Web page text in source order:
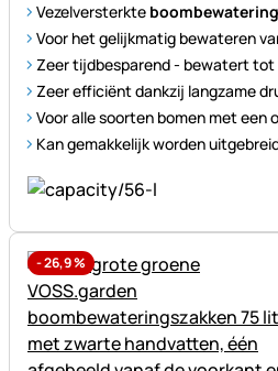
Vezelversterkte
Voor het gelijkmatig bewateren
Zeer tijdbesparend - bewatert tot
Zeer efficiënt dankzij langzame
Voor alle soorten bomen met een
Kan gemakkelijk worden
-26,9%